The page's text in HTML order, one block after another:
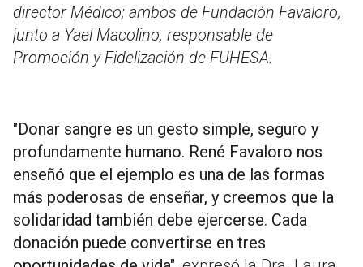
director Médico; ambos de Fundación Favaloro,
junto a Yael Macolino, responsable de
Promoción y Fidelización de FUHESA.
"Donar sangre es un gesto simple, seguro y
profundamente humano. René Favaloro nos
enseñó que el ejemplo es una de las formas
más poderosas de enseñar, y creemos que la
solidaridad también debe ejercerse. Cada
donación puede convertirse en tres